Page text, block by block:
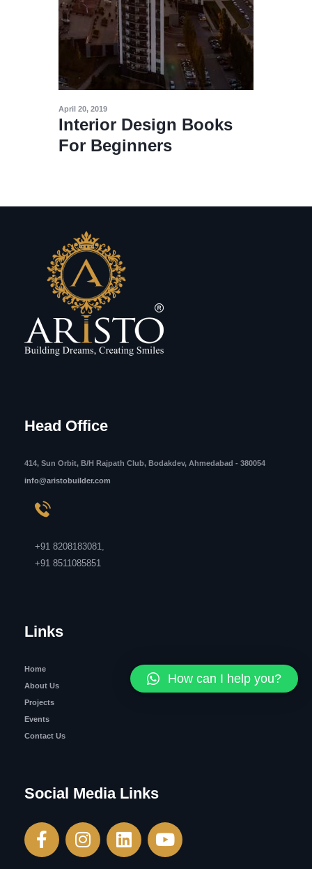
April 20, 2019
Interior Design Books
For Beginners
Head Office
414, Sun Orbit, B/H Rajpath Club, Bodakdev, Ahmedabad - 380054
info@aristobuilder.com
+91 8208183081
+91 8511085851
Links
Home
About Us
Projects
Events
Contact Us
Social Media Links
How can I help you?